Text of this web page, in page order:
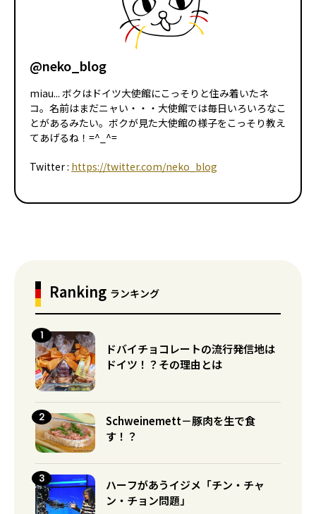
@neko_blog
miau... ボクはドイツ大使館にこっそりと住み着いたネ
コ。名前はまだニャい・・・大使館では毎日いろいろなこ
とがあるみたい。ボクが見た大使館の様子をこっそり教え
てあげるね！=^_^=
Twitter : https://twitter.com/neko_blog
Ranking ランキング
ドバイチョコレートの流行発信地は
ドイツ！？その理由とは
Schweinemett－豚肉を生で食
す！？
ハーフがあうイジメ「チン・チャ
ン・チョン問題」